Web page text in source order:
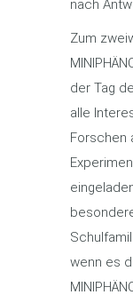
nach
Zum
der Tag
alle
Forschen
wenn es